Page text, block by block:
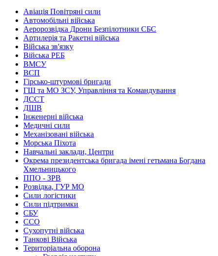
Авіація Повітряні сили
Автомобільні війська
Аеророзвідка Дрони Безпілотники СБС
Артилерія та Ракетні війська
Війська зв'язку
Війська РЕБ
ВМСУ
ВСП
Гірсько-штурмові бригади
ГШ та МО ЗСУ, Управління та Командування
ДССТ
ДШВ
Інженерні війська
Медичні сили
Механізовані війська
Морська Піхота
Навчальні заклади, Центри
Окрема президентська бригада імені гетьмана Богдана
Хмельницького
ППО - ЗРВ
Розвідка, ГУР МО
Сили логістики
Сили підтримки
СБУ
ССО
Сухопутні війська
Танкові Війська
Територіальна оборона